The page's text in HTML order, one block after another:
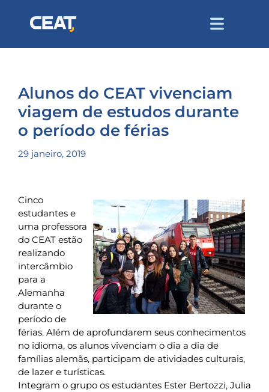
Alunos do CEAT vivenciam
viagem de estudos durante
o período de férias
29 janeiro, 2019
Cinco
estudantes e
uma professora
do CEAT estão
realizando
intercâmbio
para a
Alemanha
durante o
período de
férias. Além de aprofundarem seus conhecimentos
no idioma, os alunos vivenciam o dia a dia de
famílias alemãs, participam de atividades culturais,
de lazer e turísticas.
Integram o grupo os estudantes Ester Bertozzi, Julia